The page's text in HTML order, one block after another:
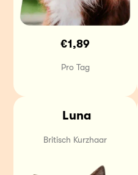
€1,89
Pro Tag
Luna
Britisch Kurzhaar